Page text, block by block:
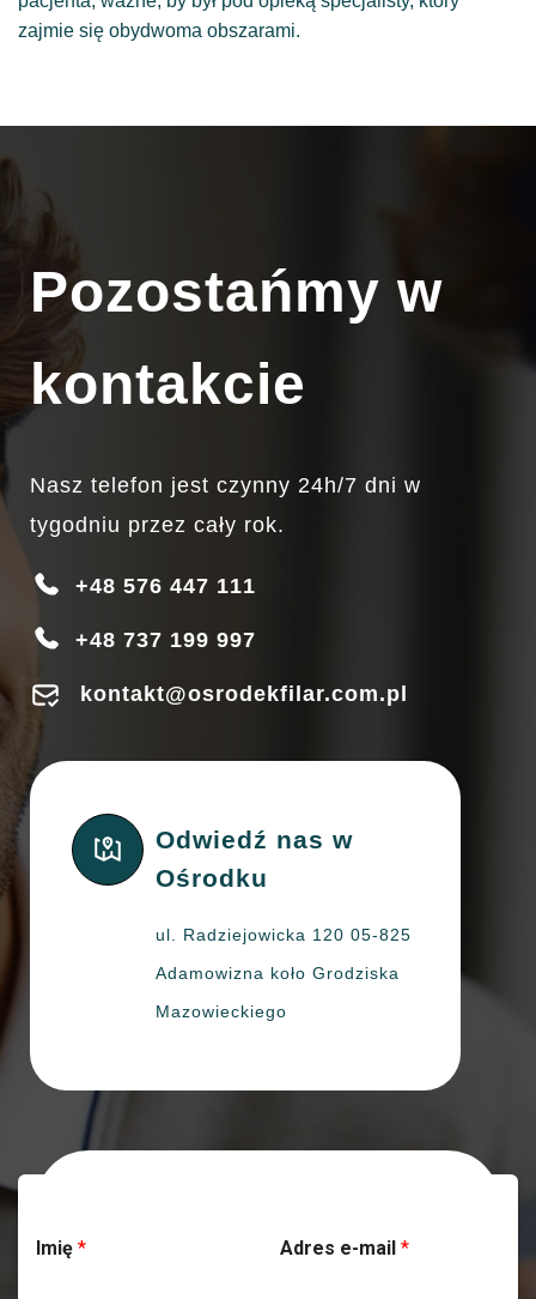
zajmie się obydwoma obszarami.
Pozostańmy w
kontakcie
Nasz telefon jest czynny 24h/7 dni w
tygodniu przez cały rok.
+48 576 447 111
+48 737 199 997
kontakt@osrodekfilar.com.pl
Odwiedź nas w
Ośrodku
ul. Radziejowicka 120 05-825
Adamowizna koło Grodziska
Mazowieckiego
Imię * Adres e-mail *